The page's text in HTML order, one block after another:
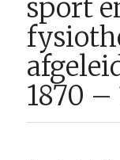
sport
1870 –